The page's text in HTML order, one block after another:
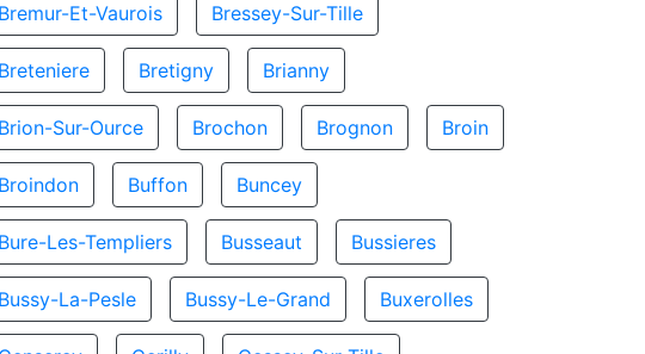
Bremur-Et-Vaurois Bressey-Sur-Tille
Breteniere Bretigny Brianny
Brion-Sur-Ource Brochon Brognon Broin
Broindon Buffon Buncey
Bure-Les-Templiers Busseaut Bussieres
Bussy-La-Pesle Bussy-Le-Grand Buxerolles